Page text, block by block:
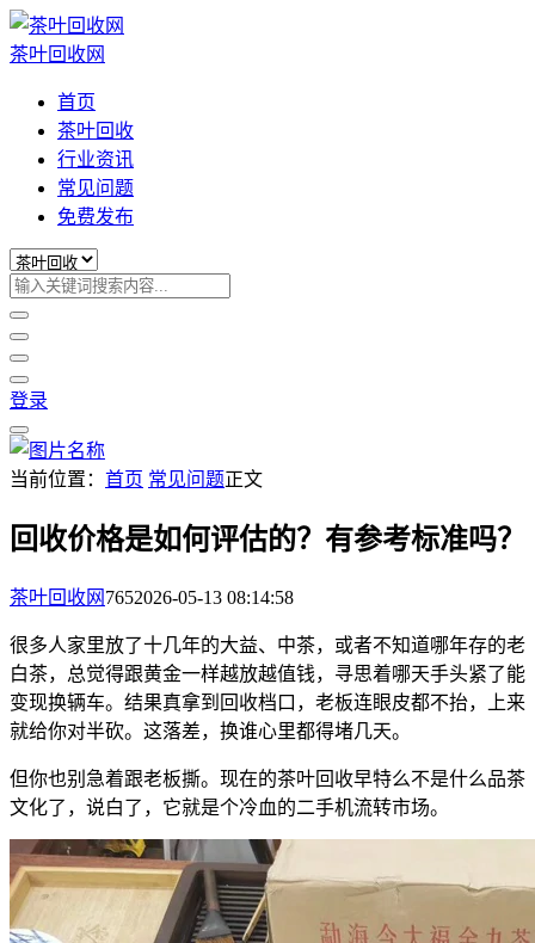
茶叶回收网
首页
茶叶回收
行业资讯
常见问题
免费发布
登录
当前位置： 首页 常见问题正文
回收价格是如何评估的？有参考标准吗？
茶叶回收网 7652026-05-13 08:14:58
很多人家里放了十几年的大益、中茶，或者不知道哪年存的老
白茶，总觉得跟黄金一样越放越值钱，寻思着哪天手头紧了能
变现换辆车。结果真拿到回收档口，老板连眼皮都不抬，上来
就给你对半砍。这落差，换谁心里都得堵几天。
但你也别急着跟老板撕。现在的茶叶回收早特么不是什么品茶
文化了，说白了，它就是个冷血的二手机流转市场。